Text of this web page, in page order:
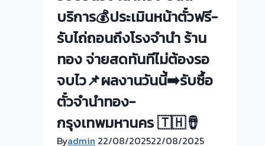
บริการ💰ประเมินหน้าตั๋วฟรี-
รับไถ่ถอนถึงโรงจำนำ ร้าน
ทอง จ่ายสดทันทีไม่ต้องรอ
จบไว📌ผลงานวันนี้➡️รับซื้อ
ตั๋วจำนำทอง-
กรุงเทพมหานคร 🇹🇭🪘
Byadmin 22/08/202522/08/2025